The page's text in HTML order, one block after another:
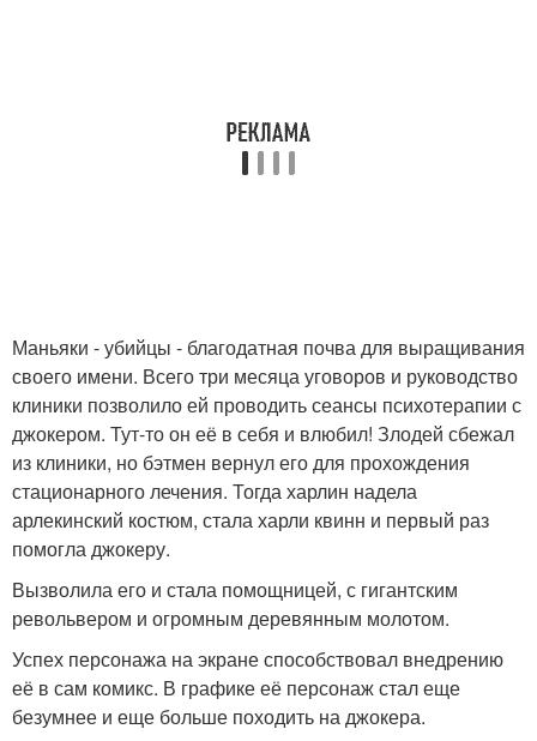
Маньяки - убийцы - благодатная почва для выращивания
своего имени. Всего три месяца уговоров и руководство
клиники позволило ей проводить сеансы психотерапии с
джокером. Тут-то он её в себя и влюбил! Злодей сбежал
из клиники, но бэтмен вернул его для прохождения
стационарного лечения. Тогда харлин надела
арлекинский костюм, стала харли квинн и первый раз
помогла джокеру.
Вызволила его и стала помощницей, с гигантским
револьвером и огромным деревянным молотом.
Успех персонажа на экране способствовал внедрению
её в сам комикс. В графике её персонаж стал еще
безумнее и еще больше походить на джокера.